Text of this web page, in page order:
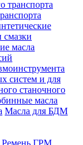
транспорта
масла
систем и для
станочного
масла
Масла для БДМ
Ремень ГРМ